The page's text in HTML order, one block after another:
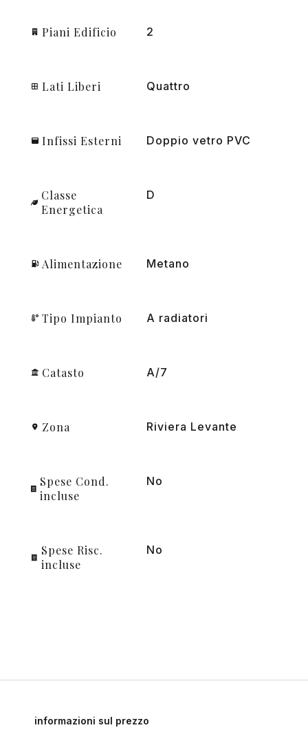
Piani Edificio 2
Lati Liberi Quattro
Infissi Esterni Doppio vetro PVC
Classe
Energetica
D
Alimentazione Metano
Tipo Impianto A radiatori
Catasto A/7
Zona Riviera Levante
Spese Cond.
incluse
No
Spese Risc.
incluse
No
informazioni sul prezzo